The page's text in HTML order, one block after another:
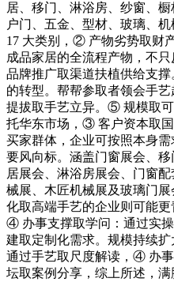
居、移门、淋浴房、纱窗、
户门、五金、型材、玻璃、
17 大类别，② 产物劣势取财
成品家居的全流程产物，不
品牌推广取渠道扶植供给支
的转型。帮帮参取者领会手
提拔取手艺立异。⑤ 规模取
托华东市场，③ 客户资本取
买家群体，企业可按照本身
要风向标。涵盖门窗展会、
居展会、淋浴房展会、门窗
械展、木匠机械展及玻璃门
化取高端手艺的企业则可能更
④ 办事支撑取学问：通过实
建取定制化需求。规模持续
通过手艺取尺度解读，④ 办
坛取案例分享，综上所述，满